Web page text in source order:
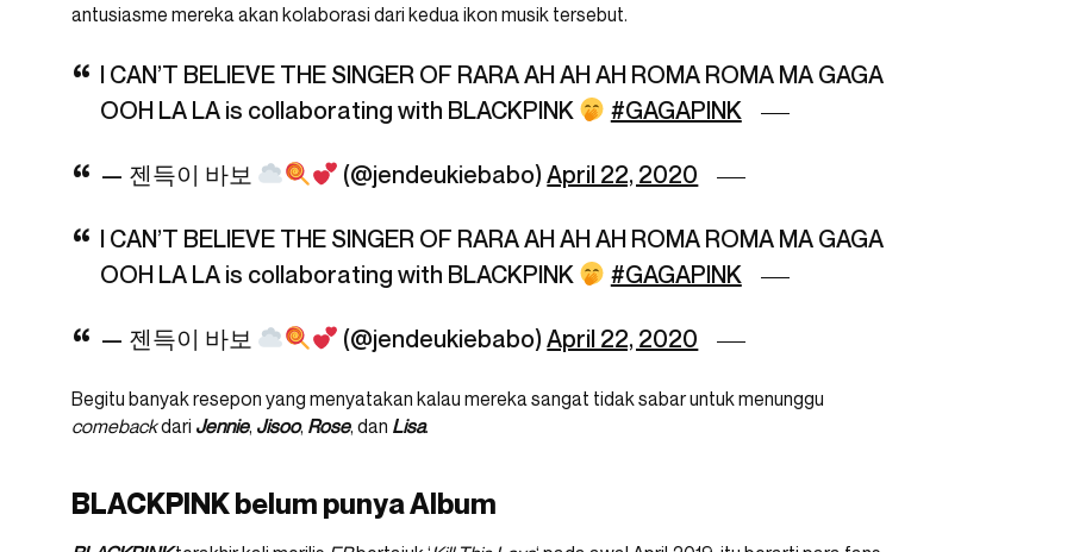
antusiasme mereka akan kolaborasi dari kedua ikon musik tersebut.
I CAN’T BELIEVE THE SINGER OF RARA AH AH AH ROMA ROMA MA GAGA
OOH LA LA is collaborating with BLACKPINK
#GAGAPINK
— 젠득이 바보 (@jendeukiebabo)April 22, 2020
I CAN’T BELIEVE THE SINGER OF RARA AH AH AH ROMA ROMA MA GAGA
OOH LA LA is collaborating with BLACKPINK
#GAGAPINK
— 젠득이 바보 (@jendeukiebabo)April 22, 2020
Begitu banyak resepon yang menyatakan kalau mereka sangat tidak sabar untuk menunggu
comebackdari Jennie, Jisoo, Rose, dan Lisa.
BLACKPINK belum punya Album